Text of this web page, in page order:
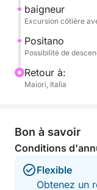
Le prix
les boissons à
pourrez ainsi
plaisir de la mer
Cette
précieux avec
N'hésitez pas à
baigneur
Excursion côtière
Positano
Possibilité de
Retour à:
Maiori, Italia
Bon à savoir
Conditions
Flexible
Obtenez un